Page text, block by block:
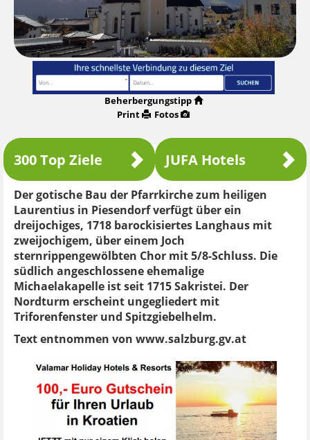
Beherbergungstipp
Print
Fotos
300 Top Ziele JUFA Hotels
Der gotische Bau der Pfarrkirche zum heiligen
Laurentius in Piesendorf verfügt über ein
dreijochiges, 1718 barockisiertes Langhaus mit
zweijochigem, über einem Joch
sternrippengewölbten Chor mit 5/8-Schluss. Die
südlich angeschlossene ehemalige
Michaelakapelle ist seit 1715 Sakristei. Der
Nordturm erscheint ungegliedert mit
Triforenfenster und Spitzgiebelhelm.
Text entnommen von www.salzburg.gv.at